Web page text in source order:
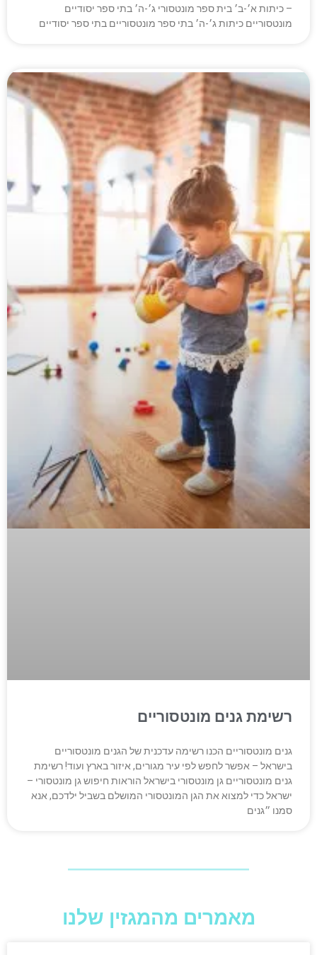
– כיתות א׳-ב׳ בית ספר מונטסורי ג׳-ה׳ בתי ספר יסודיים
מונטסוריים כיתות ג׳-ה׳ בתי ספר מונטסוריים בתי ספר יסודיים
רשימת גנים מונטסוריים
גנים מונטסוריים הכנו רשימה עדכנית של הגנים מונטסוריים
בישראל – אפשר לחפש לפי עיר מגורים, איזור בארץ ועוד! רשימת
גנים מונטסוריים גן מונטסורי בישראל הוראות חיפוש גן מונטסורי –
ישראל כדי למצוא את הגן המונטסורי המושלם בשביל ילדכם, אנא
סמנו ״גנים
מאמרים מהמגזין שלנו